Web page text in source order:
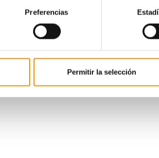
Preferencias
Permitir la selección